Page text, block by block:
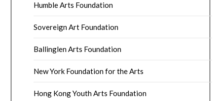
Humble Arts Foundation
Sovereign Art Foundation
Ballinglen Arts Foundation
New York Foundation for the Arts
Hong Kong Youth Arts Foundation